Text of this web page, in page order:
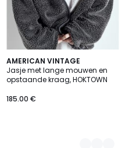
AMERICAN VINTAGE
Jasje met lange mouwen en
opstaande kraag, HOKTOWN
185.00 €
5
Kleuren